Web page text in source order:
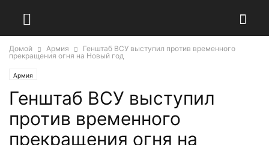
Домой Армия
Генштаб ВСУ выступил против временного
прекращения огня на Новый год
Армия
Генштаб ВСУ выступил
против временного
прекращения огня на